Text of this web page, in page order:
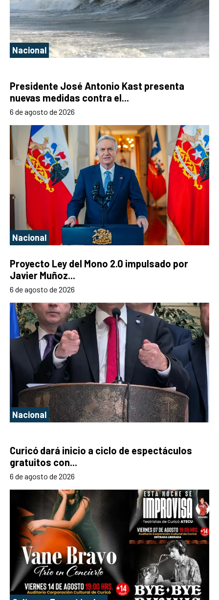
Nacional
Presidente José Antonio Kast presenta
nuevas medidas contra el...
6 de agosto de 2026
Nacional
Proyecto Ley del Mono 2.0 impulsado por
Javier Muñoz...
6 de agosto de 2026
Nacional
Curicó dará inicio a ciclo de espectáculos
gratuitos con...
6 de agosto de 2026